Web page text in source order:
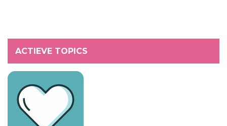
ACTIEVE TOPICS